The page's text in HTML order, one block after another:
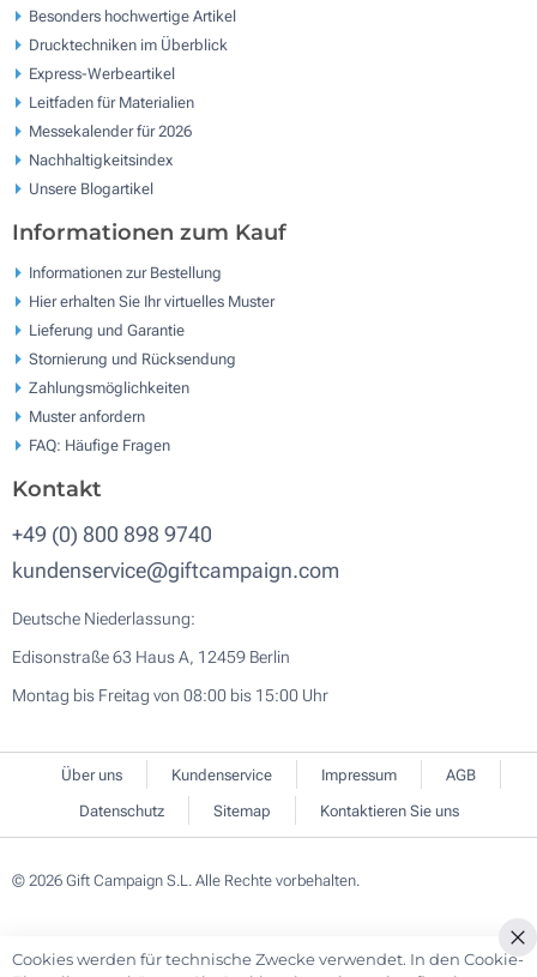
Besonders hochwertige Artikel
Drucktechniken im Überblick
Express-Werbeartikel
Leitfaden für Materialien
Messekalender für 2026
Nachhaltigkeitsindex
Unsere Blogartikel
Informationen zum Kauf
Informationen zur Bestellung
Hier erhalten Sie Ihr virtuelles Muster
Lieferung und Garantie
Stornierung und Rücksendung
Zahlungsmöglichkeiten
Muster anfordern
FAQ: Häufige Fragen
Kontakt
+49 (0) 800 898 9740
kundenservice@giftcampaign.com
Deutsche Niederlassung:
Edisonstraße 63 Haus A, 12459 Berlin
Montag bis Freitag von 08:00 bis 15:00 Uhr
Über uns Kundenservice Impressum
AGB
Datenschutz
Sitemap Kontaktieren Sie uns
© 2026 Gift Campaign S.L. Alle Rechte vorbehalten.
Cookies werden für technische Zwecke verwendet. In den Cookie-